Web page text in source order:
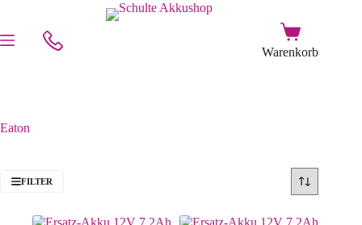
Eaton
FILTER